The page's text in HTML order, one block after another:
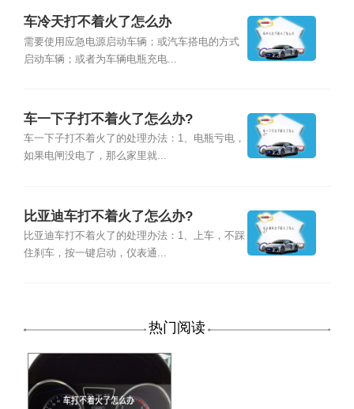
车冷天打不着火了怎么办
需要使用应急电源启动车辆；或汽车搭电的方式
启动车辆；或者为车辆电瓶充电...
车一下子打不着火了怎么办?
车一下子打不着火了的处理办法：1、电瓶亏电，
如果电闸没电了，那么家里就...
比亚迪车打不着火了怎么办?
比亚迪车打不着火了的处理办法：1、上车，不踩
住刹车，按一键启动，仪表通...
热门阅读